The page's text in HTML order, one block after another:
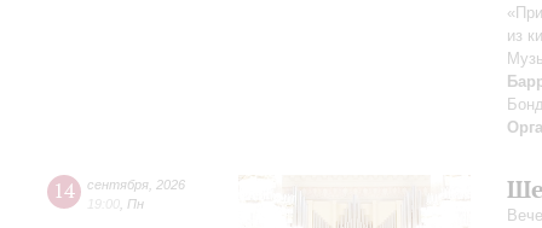
из
14 сентября 2026
19:00 Пн